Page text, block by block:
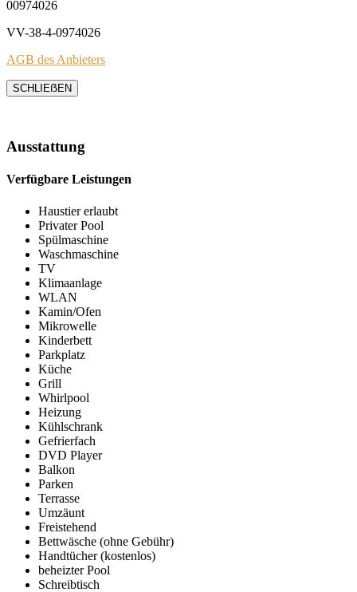
00974026
VV-38-4-0974026
AGB des Anbieters
SCHLIEẞEN
Ausstattung
Verfügbare Leistungen
Haustier erlaubt
Privater Pool
Spülmaschine
Waschmaschine
TV
Klimaanlage
WLAN
Kamin/Ofen
Mikrowelle
Kinderbett
Parkplatz
Küche
Grill
Whirlpool
Heizung
Kühlschrank
Gefrierfach
DVD Player
Balkon
Parken
Terrasse
Umzäunt
Freistehend
Bettwäsche (ohne Gebühr)
Handtücher (kostenlos)
beheizter Pool
Schreibtisch